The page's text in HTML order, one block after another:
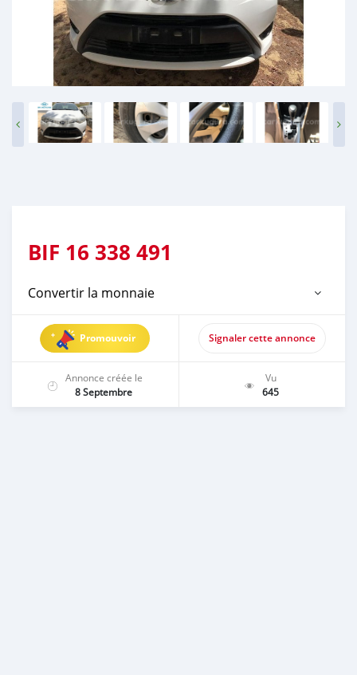
BIF 16 338 491
Convertir la monnaie
Promouvoir Signaler cette annonce
Annonce créée le
8 Septembre
Vu
645